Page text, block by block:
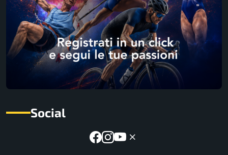
Social